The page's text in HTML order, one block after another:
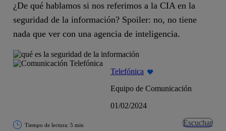
¿De qué hablamos si nos referimos a la CIA en la
seguridad de la información? Spoiler: no, no tiene
nada que ver con una agencia de inteligencia.
Telefónica
Equipo de Comunicación
01/02/2024
Tiempo de lectura: 5 min Escuchar